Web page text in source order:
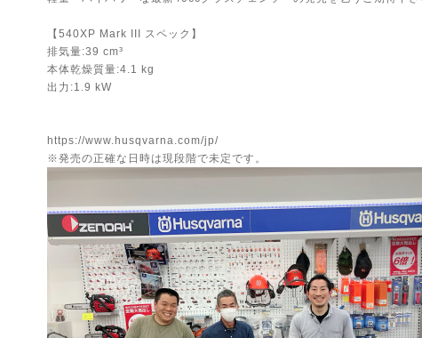
【540XP Mark III スペック】
排気量:39 cm³
本体乾燥質量:4.1 kg
出力:1.9 kW
https://www.husqvarna.com/jp/
※発売の正確な日時は現段階で未定です。